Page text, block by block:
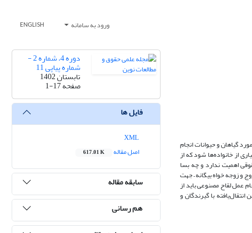
ورود به سامانه ENGLISH
گیاهان و حیوانات انجام
از خانواده‌ها شود که از
اهمیت ندارد و چه بسا
و زوجه خواه بیگانه – جهت
عمل لقاح مصنوعی باید از
با گیرندگان و
دوره 4، شماره 2 -
شماره پیاپی 11
تابستان 1402
صفحه1-17
فایل ها
اصل مقاله
617.01 K
سابقه مقاله
هم رسانی